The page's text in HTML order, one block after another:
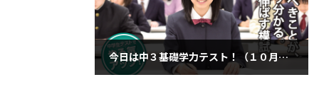
今日は中３基礎学力テスト！（１０月１日水曜日）